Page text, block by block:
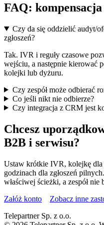
FAQ:
Czy da się oddzielić audyt/
zgłoszeń?
Tak. IVR i reguły czasowe
wejściu, a następnie kierować
kolejki lub dyżuru.
Czy zespół może odbierać
Co jeśli nikt nie odbierze?
Czy integracja z CRM jest
Chcesz
B2B i serwisu?
Ustaw krótkie IVR, kolejkę dla
godzinach dla zgłoszeń
właściwej ścieżki, a zespół
Załóż konto
Zobacz inne
Telepartner Sp. z o.o.